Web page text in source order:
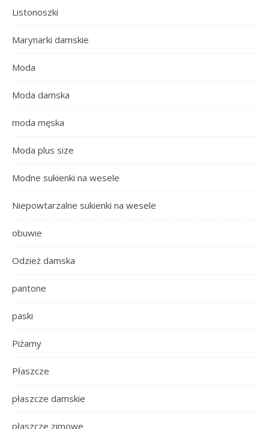
Listonoszki
Marynarki damskie
Moda
Moda damska
moda męska
Moda plus size
Modne sukienki na wesele
Niepowtarzalne sukienki na wesele
obuwie
Odzież damska
pantone
paski
Piżamy
Płaszcze
płaszcze damskie
płaszcze zimowe